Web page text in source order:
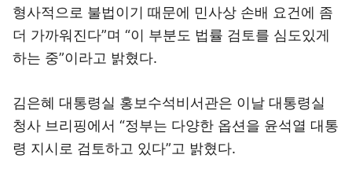
형사적으로 불법이기 때문에 민사상 손배 요건에 좀
더 가까워진다”며 “이 부분도 법률 검토를 심도있게
하는 중”이라고 밝혔다.
김은혜 대통령실 홍보수석비서관은 이날 대통령실
청사 브리핑에서 “정부는 다양한 옵션을 윤석열 대통
령 지시로 검토하고 있다”고 밝혔다.